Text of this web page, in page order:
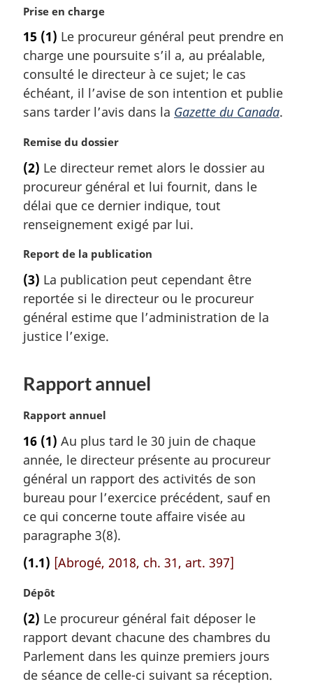
e
:
N
t
e
m
a
g
n
a
e
:
Prise en charge
15 (1) Le procureur général peut prendre en
charge une poursuite s’il a, au préalable,
consulté le directeur à ce sujet; le cas
échéant, il l’avise de son intention et publie
sans tarder l’avis dans la Gazette du Canada.
N
t
e
m
r
g
n
a
e
:
Remise du dossier
(2) Le directeur remet alors le dossier au
procureur général et lui fournit, dans le
délai que ce dernier indique, tout
renseignement exigé par lui.
N
t
e
m
a
r
i
n
l
e
Report de la publication
(3) La publication peut cependant être
reportée si le directeur ou le procureur
général estime que l’administration de la
justice l’exige.
Rapport annuel
N
t
e
m
a
g
i
n
a
e
:
Rapport annuel
16 (1) Au plus tard le 30 juin de chaque
année, le directeur présente au procureur
général un rapport des activités de son
bureau pour l’exercice précédent, sauf en
ce qui concerne toute affaire visée au
paragraphe 3(8).
(1.1) [Abrogé, 2018, ch. 31, art. 397]
N
t
e
m
a
Dépôt
(2) Le procureur général fait déposer le
rapport devant chacune des chambres du
Parlement dans les quinze premiers jours
de séance de celle-ci suivant sa réception.